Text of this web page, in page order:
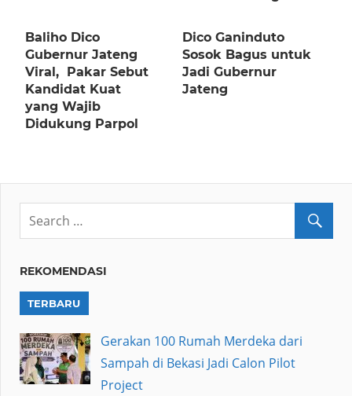
Baliho Dico
Gubernur Jateng
Viral, Pakar Sebut
Kandidat Kuat
yang Wajib
Didukung Parpol
Dico Ganinduto
Sosok Bagus untuk
Jadi Gubernur
Jateng
REKOMENDASI
TERBARU
Gerakan 100 Rumah Merdeka dari
Sampah di Bekasi Jadi Calon Pilot
Project